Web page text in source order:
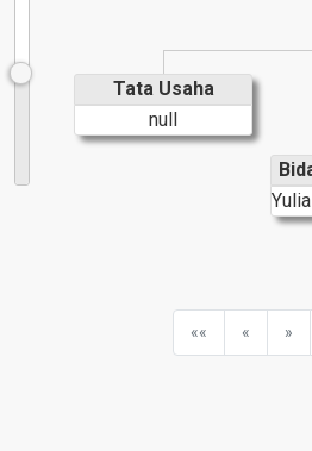
Tata Usaha
null
«« « »